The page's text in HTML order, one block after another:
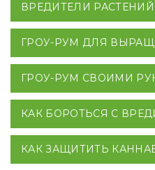
ВРЕДИТЕЛИ
ГРОУ-РУМ ДЛЯ
ГРОУ-РУМ СВОИМИ
КАК БОРОТЬСЯ С
КАК ЗАЩИТИТЬ